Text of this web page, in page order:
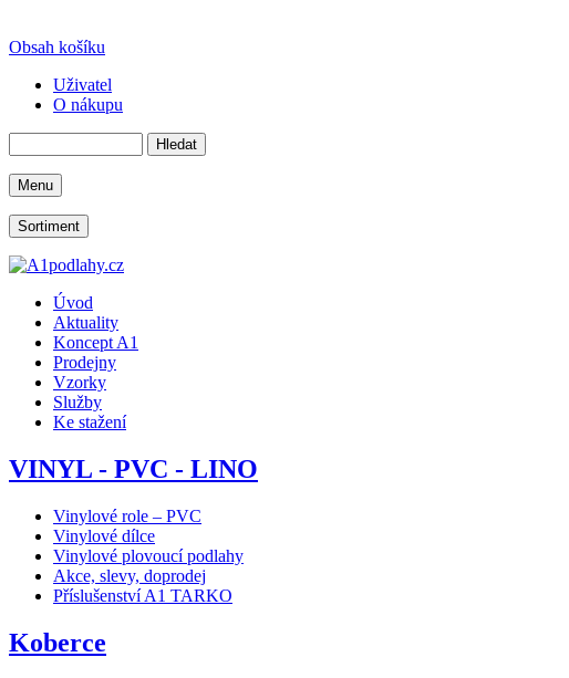
Obsah košíku
Uživatel
O nákupu
Menu
Sortiment
Úvod
Aktuality
Koncept A1
Prodejny
Vzorky
Služby
Ke stažení
VINYL - PVC - LINO
Vinylové role – PVC
Vinylové dílce
Vinylové plovoucí podlahy
Akce, slevy, doprodej
Příslušenství A1 TARKO
Koberce